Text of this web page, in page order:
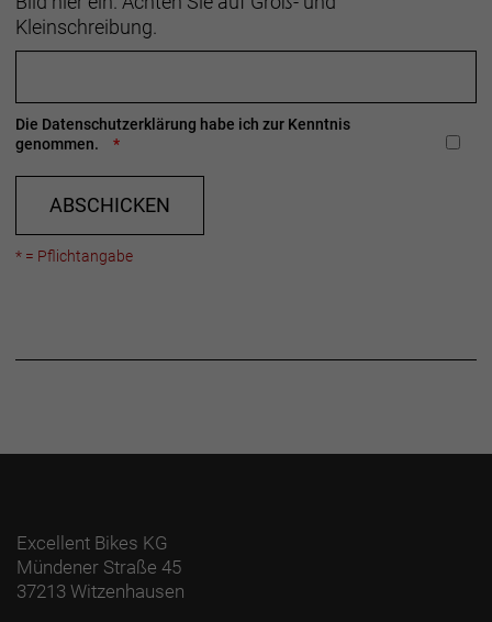
Telefon: 00800 8735 8735
Kleinschreibung.
Die Datenschutzerklärung habe ich zur Kenntnis
genommen.
ABSCHICKEN
* = Pflichtangabe
Excellent Bikes KG
Mündener Straße 45
37213 Witzenhausen